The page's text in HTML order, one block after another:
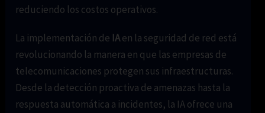
reduciendo los costos operativos.
La implementación de IAen la seguridad de red está
revolucionando la manera en que las empresas de
telecomunicaciones protegen sus infraestructuras.
Desde la detección proactiva de amenazas hasta la
respuesta automática a incidentes, la IA ofrece una